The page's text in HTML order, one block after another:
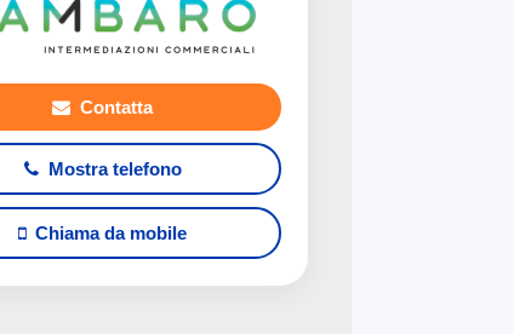
Contatta
Mostra telefono
Chiama da mobile